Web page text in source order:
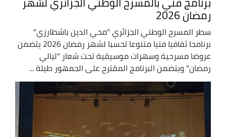
رمضان 2026
سطر المسرح الوطني الجزائري "محي الدين باشطارزي"
برنامجا ثقافيا فنيا متنوعا تحسبا لشهر رمضان 2026 يتضمن
عروضا مسرحية وسهرات موسيقية تحت شعار "ليالي
رمضان" ويتضمن البرنامج المقترح على الجمهور طيلة ...